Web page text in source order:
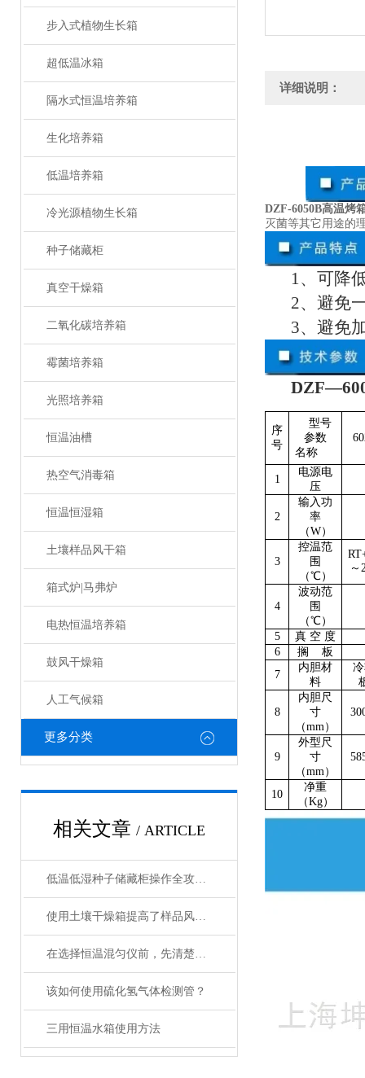
步入式植物生长箱
超低温冰箱
隔水式恒温培养箱
生化培养箱
低温培养箱
冷光源植物生长箱
种子储藏柜
真空干燥箱
二氧化碳培养箱
霉菌培养箱
光照培养箱
恒温油槽
热空气消毒箱
恒温恒湿箱
土壤样品风干箱
箱式炉|马弗炉
电热恒温培养箱
鼓风干燥箱
人工气候箱
更多分类
相关文章 / ARTICLE
低温低湿种子储藏柜操作全攻略：从准备到维护的标准化流程
使用土壤干燥箱提高了样品风干效率
在选择恒温混匀仪前，先清楚实验的需求
该如何使用硫化氢气体检测管？
三用恒温水箱使用方法
详细说明：
DZF-6050B高温烤
灭菌等其它用途的
1、可降
2、避免
3、避免
序
号
型号
参数
名称
1
电源电
压
2
输入功
率
（W）
3
控温范
围
（℃）
～
4
波动范
围
（℃）
5
真 空 度
6
搁 板
7
内胆材
料
8
内胆尺
寸
（mm ）
9
外型尺
寸
（mm ）
10
净重
（Kg）